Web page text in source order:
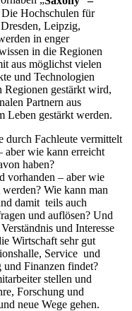
Die Hochschulen für
Leipzig,
in enger
in die Regionen
aus möglichst vielen
und Technologien
Regionen gestärkt wird,
Partnern aus
Leben gestärkt werden.
durch Fachleute vermittelt
aber wie kann erreicht
haben?
vorhanden – aber wie
Wie kann man
damit teils auch
und auflösen? Und
und Interesse
Wirtschaft sehr gut
Service und
Finanzen findet?
stellen und
Forschung und
neue Wege gehen.